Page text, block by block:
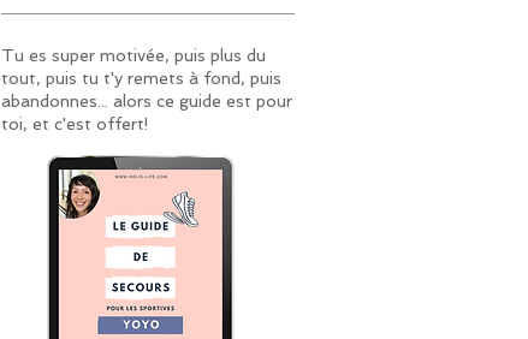
Tu es super motivée, puis plus du
tout, puis tu t'y remets à fond, puis
abandonnes... alors ce guide est pour
toi, et c'est offert!